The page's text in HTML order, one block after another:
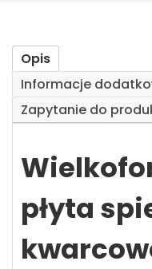
Opis
Informacje
Zapytanie do
płyta